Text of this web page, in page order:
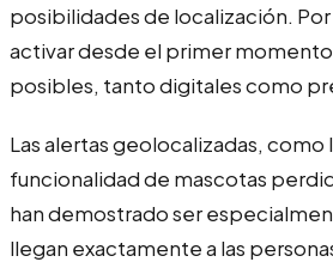
posibilidades de localización.
activar desde el primer
posibles, tanto digitales como
Las alertas geolocalizadas, como
funcionalidad de mascotas
han demostrado ser
llegan exactamente a las